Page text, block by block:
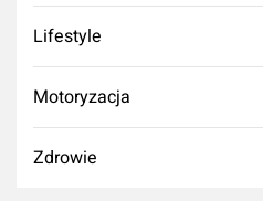
Lifestyle
Motoryzacja
Zdrowie